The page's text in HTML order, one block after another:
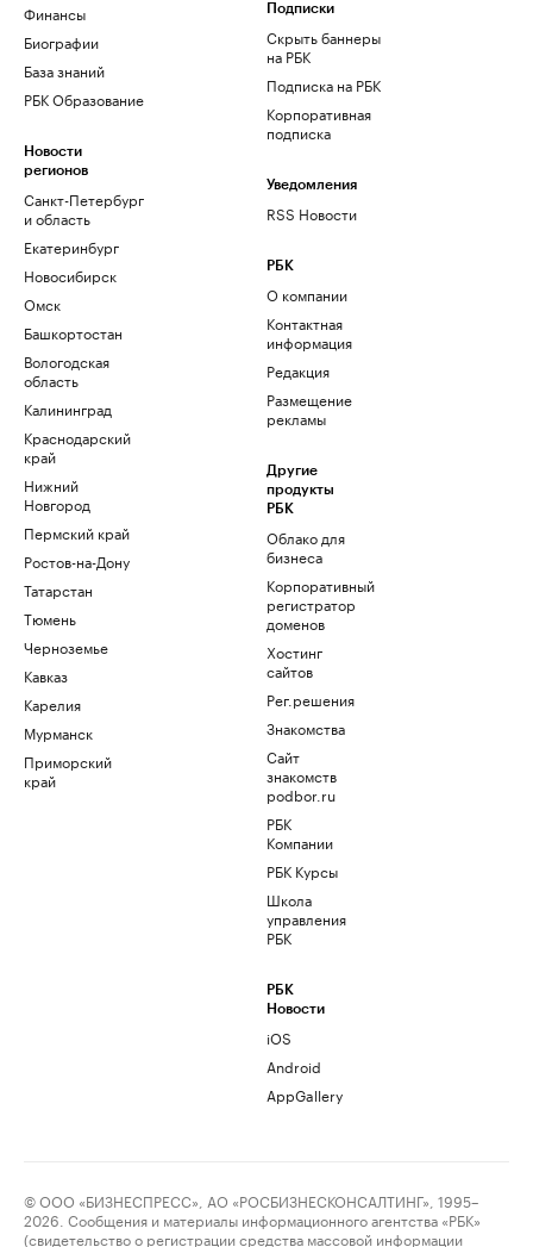
Финансы
Биографии
База знаний
РБК Образование
Новости
регионов
Санкт-Петербург
и область
Екатеринбург
Новосибирск
Омск
Башкортостан
Вологодская
область
Калининград
Краснодарский
край
Нижний
Новгород
Пермский край
Ростов-на-Дону
Татарстан
Тюмень
Черноземье
Кавказ
Карелия
Мурманск
Приморский
край
Подписки
Скрыть баннеры
на РБК
Подписка на РБК
Корпоративная
подписка
Уведомления
RSS Новости
РБК
О компании
Контактная
информация
Редакция
Размещение
рекламы
Другие
продукты
РБК
Облако для
бизнеса
Корпоративный
регистратор
доменов
Хостинг
сайтов
Рег.решения
Знакомства
Сайт
знакомств
podbor.ru
РБК
Компании
РБК Курсы
Школа
управления
РБК
РБК
Новости
iOS
Android
AppGallery
© ООО «БИЗНЕСПРЕСС», АО «РОСБИЗНЕСКОНСАЛТИНГ», 1995–
2026. Сообщения и материалы информационного агентства «РБК»
(свидетельство о регистрации средства массовой информации